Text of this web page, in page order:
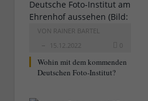
VON RAINER BARTEL
15.12.2022
0
Wohin mit dem kommenden
Deutschen Foto-Institut?